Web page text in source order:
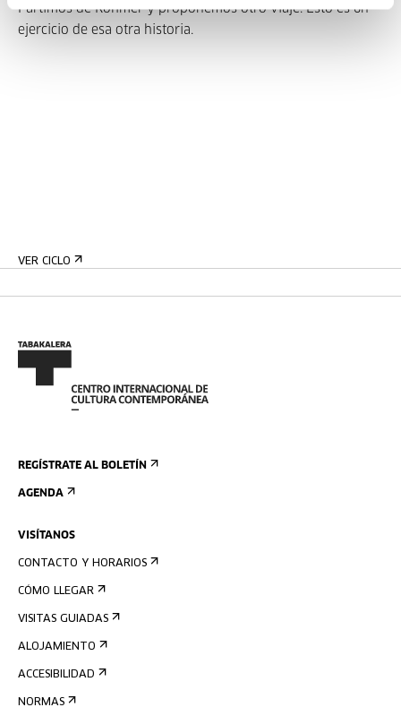
Partimos de Rohmer y proponemos otro viaje. Esto es un
ejercicio de esa otra historia.
VER CICLO
REGÍSTRATE AL BOLETÍN
AGENDA
VISÍTANOS
CONTACTO Y HORARIOS
CÓMO LLEGAR
VISITAS GUIADAS
ALOJAMIENTO
ACCESIBILIDAD
NORMAS